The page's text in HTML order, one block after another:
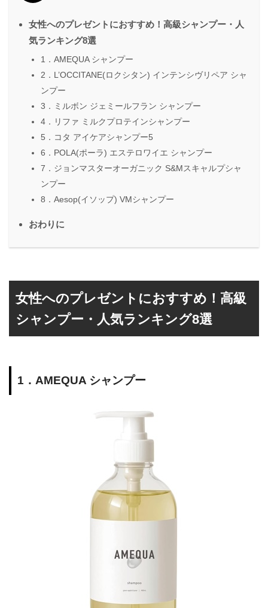
女性へのプレゼントにおすすめ！高級シャンプー・人
気ランキング8選
1．AMEQUA シャンプー
2．L’OCCITANE(ロクシタン) インテンシヴリペア シャ
ンプー
3．ミルボン ジェミールフラン シャンプー
4．リファ ミルクプロテインシャンプー
5．コタ アイケアシャンプー5
6．POLA(ポーラ) エステロワイエ シャンプー
7．ジョンマスターオーガニック S&Mスキャルプシャ
ンプー
8．Aesop(イソップ) VMシャンプー
おわりに
女性へのプレゼントにおすすめ！高級
シャンプー・人気ランキング8選
1．AMEQUA シャンプー